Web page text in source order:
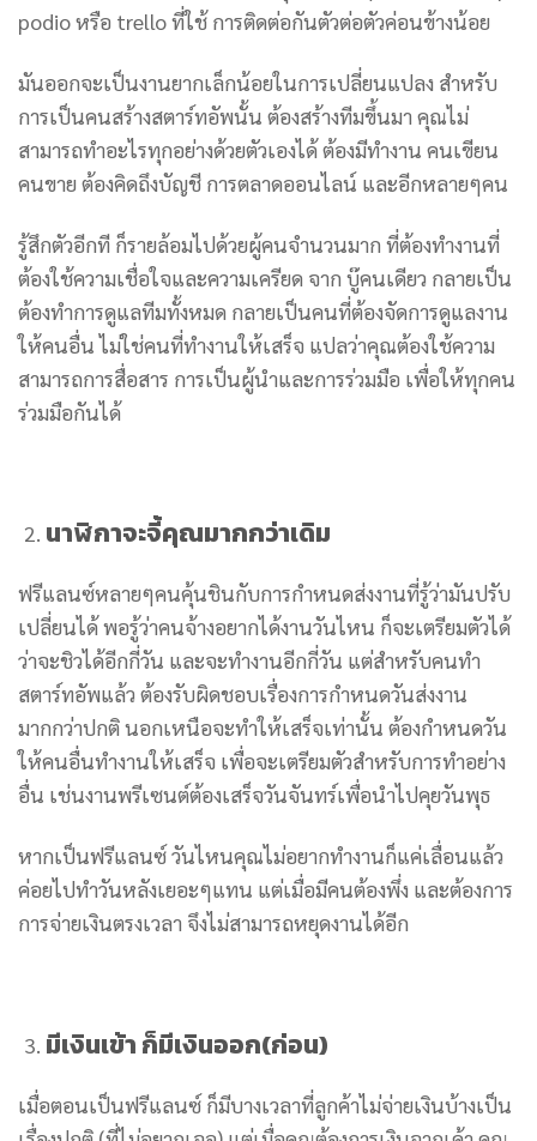
podio หรือ trello ที่ใช้ การติดต่อกันตัวต่อตัวค่อนข้างน้อย
มันออกจะเป็นงานยากเล็กน้อยในการเปลี่ยนแปลง สำหรับ
การเป็นคนสร้างสตาร์ทอัพนั้น ต้องสร้างทีมขึ้นมา คุณไม่
สามารถทำอะไรทุกอย่างด้วยตัวเองได้ ต้องมีทำงาน คนเขียน
คนขาย ต้องคิดถึงบัญชี การตลาดออนไลน์ และอีกหลายๆคน
รู้สึกตัวอีกที ก็รายล้อมไปด้วยผู้คนจำนวนมาก ที่ต้องทำงานที่
ต้องใช้ความเชื่อใจและความเครียด จาก บู๊คนเดียว กลายเป็น
ต้องทำการดูแลทีมทั้งหมด กลายเป็นคนที่ต้องจัดการดูแลงาน
ให้คนอื่น ไม่ใช่คนที่ทำงานให้เสร็จ แปลว่าคุณต้องใช้ความ
สามารถการสื่อสาร การเป็นผู้นำและการร่วมมือ เพื่อให้ทุกคน
ร่วมมือกันได้
นาฬิกาจะจี้คุณมากกว่าเดิม
ฟรีแลนซ์หลายๆคนคุ้นชินกับการกำหนดส่งงานที่รู้ว่ามันปรับ
เปลี่ยนได้ พอรู้ว่าคนจ้างอยากได้งานวันไหน ก็จะเตรียมตัวได้
ว่าจะชิวได้อีกกี่วัน และจะทำงานอีกกี่วัน แต่สำหรับคนทำ
สตาร์ทอัพแล้ว ต้องรับผิดชอบเรื่องการกำหนดวันส่งงาน
มากกว่าปกติ นอกเหนือจะทำให้เสร็จเท่านั้น ต้องกำหนดวัน
ให้คนอื่นทำงานให้เสร็จ เพื่อจะเตรียมตัวสำหรับการทำอย่าง
อื่น เช่นงานพรีเซนต์ต้องเสร็จวันจันทร์เพื่อนำไปคุยวันพุธ
หากเป็นฟรีแลนซ์ วันไหนคุณไม่อยากทำงานก็แค่เลื่อนแล้ว
ค่อยไปทำวันหลังเยอะๆแทน แต่เมื่อมีคนต้องพึ่ง และต้องการ
การจ่ายเงินตรงเวลา จึงไม่สามารถหยุดงานได้อีก
มีเงินเข้า ก็มีเงินออก(ก่อน)
เมื่อตอนเป็นฟรีแลนซ์ ก็มีบางเวลาที่ลูกค้าไม่จ่ายเงินบ้างเป็น